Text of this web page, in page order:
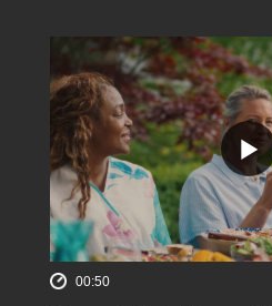
00:50